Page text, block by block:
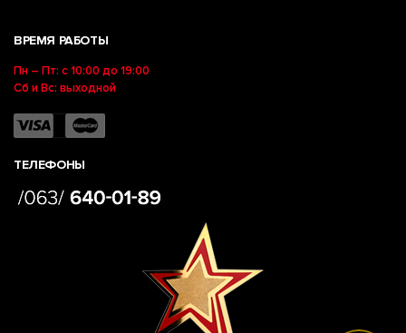
ВРЕМЯ РАБОТЫ
Пн – Пт: с 10:00 до 19:00
Сб и Вс: выходной
ТЕЛЕФОНЫ